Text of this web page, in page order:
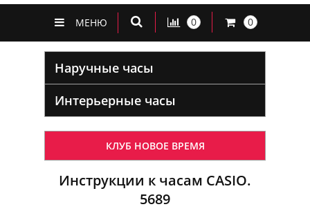
МЕНЮ 0 0
Наручные часы
Интерьерные часы
КЛУБ НОВОЕ ВРЕМЯ
Инструкции к часам CASIO.
5689